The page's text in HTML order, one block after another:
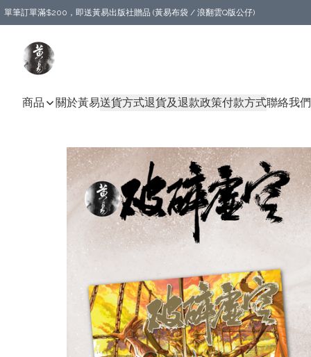
單筆訂單滿$200，即送黃易出版社贈品 (黃易布袋 / 浪翻雲Q版公仔)
商品 關於黃易送貨方式退貨及退款政策付款方式聯絡我們